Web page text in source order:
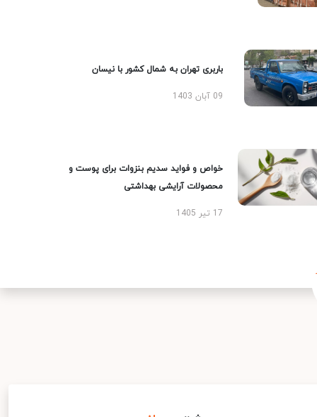
باربری تهران به شمال کشور با نیسان
09 آبان 1403
خواص و فواید سدیم بنزوات برای پوست و
محصولات آرایشی بهداشتی
17 تیر 1405